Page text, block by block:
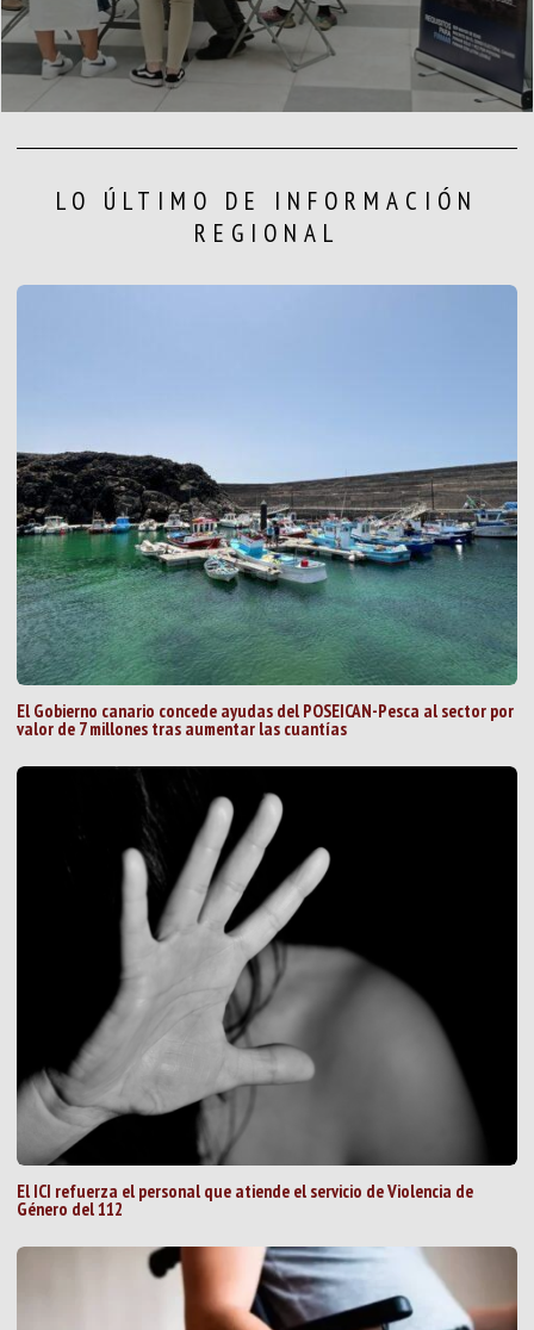
LO ÚLTIMO DE INFORMACIÓN
REGIONAL
El Gobierno canario concede ayudas del POSEICAN-Pesca al sector por
valor de 7 millones tras aumentar las cuantías
El ICI refuerza el personal que atiende el servicio de Violencia de
Género del 112